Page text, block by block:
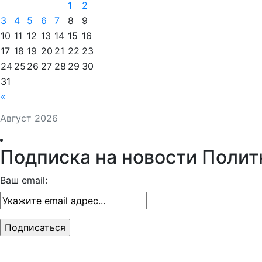
Август 2026
«
1
2
3
4 5 6 7 8
9
10 11 12 13 14 15 16
17 18 19 20 21 22 23
24 25 26 27 28 29 30
31
Подписка на новости
Ваш email: